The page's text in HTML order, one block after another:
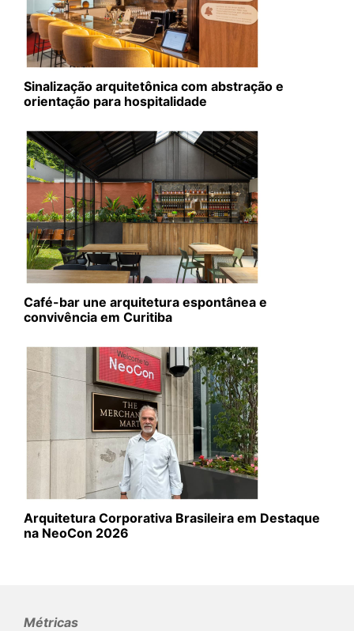
Sinalização arquitetônica com abstração e
orientação para hospitalidade
Café-bar une arquitetura espontânea e
convivência em Curitiba
Arquitetura Corporativa Brasileira em Destaque
na NeoCon 2026
Métricas